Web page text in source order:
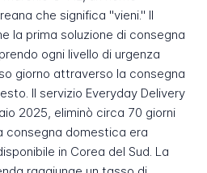
che significa "vieni." Il
la prima soluzione di consegna
ogni livello di urgenza
giorno attraverso la consegna
Il servizio Everyday Delivery
2025, eliminò circa 70 giorni
consegna domestica era
in Corea del Sud. La